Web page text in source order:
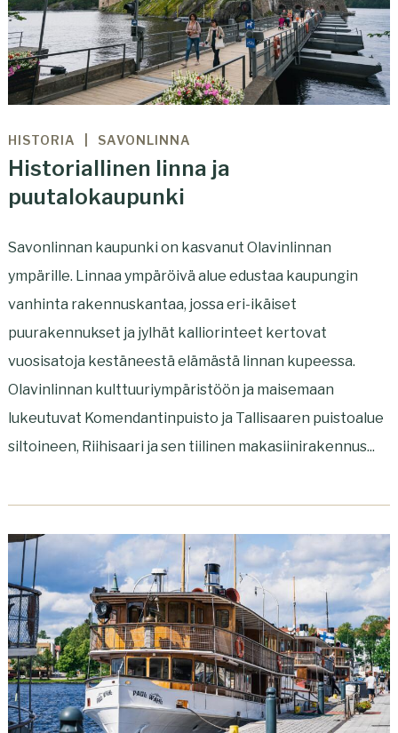
HISTORIA SAVONLINNA
Historiallinen linna ja
puutalokaupunki
Savonlinnan kaupunki on kasvanut Olavinlinnan
ympärille. Linnaa ympäröivä alue edustaa kaupungin
vanhinta rakennuskantaa, jossa eri-ikäiset
puurakennukset ja jylhät kalliorinteet kertovat
vuosisatoja kestäneestä elämästä linnan kupeessa.
Olavinlinnan kulttuuriympäristöön ja maisemaan
lukeutuvat Komendantinpuisto ja Tallisaaren puistoalue
siltoineen, Riihisaari ja sen tiilinen makasiinirakennus...